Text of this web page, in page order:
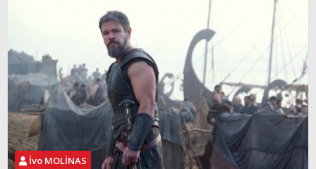
İvo MOLİNAS